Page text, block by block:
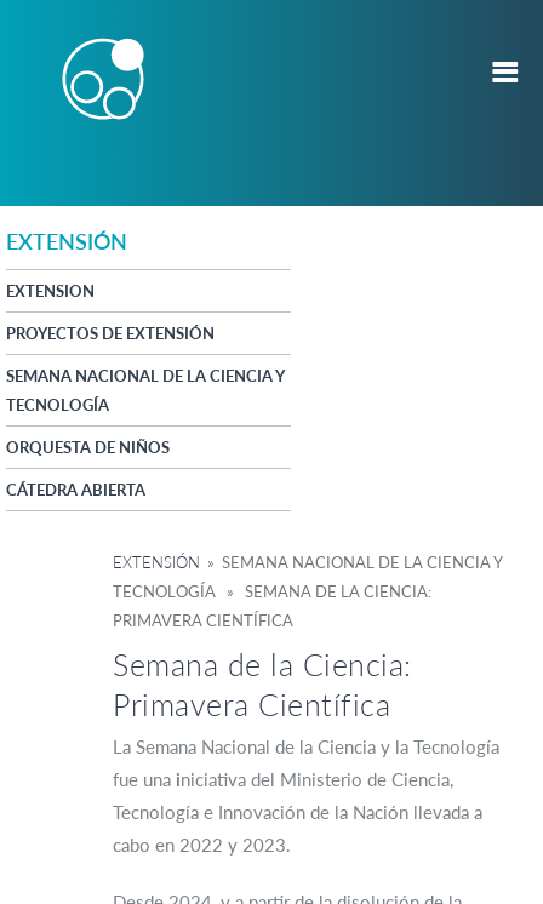
EXTENSIÓN
EXTENSION
PROYECTOS DE EXTENSIÓN
SEMANA NACIONAL DE LA CIENCIA Y
TECNOLOGÍA
ORQUESTA DE NIÑOS
CÁTEDRA ABIERTA
EXTENSIÓN » SEMANA NACIONAL DE LA CIENCIA Y
TECNOLOGÍA » SEMANA DE LA CIENCIA:
PRIMAVERA CIENTÍFICA
Semana de la Ciencia:
Primavera Científica
La Semana Nacional de la Ciencia y la Tecnología
fue una iniciativa del Ministerio de Ciencia,
Tecnología e Innovación de la Nación llevada a
cabo en 2022 y 2023.